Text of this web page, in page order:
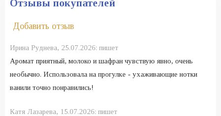
Отзывы покупателей
Добавить отзыв
Ирина Руднева, 25.07.2026: пишет
Аромат приятный, молоко и шафран чувствую явно, очень
необычно. Использовала на прогулке - ухаживающие нотки
ванили точно понравились!
Катя Лазарева, 15.07.2026: пишет